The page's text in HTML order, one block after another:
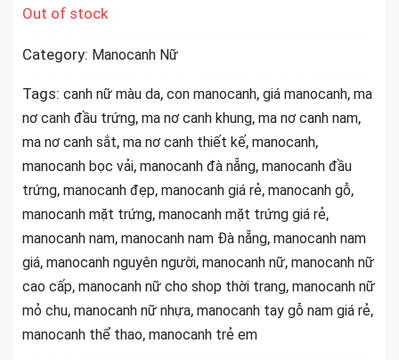
Out of stock
Category: Manocanh Nữ
Tags: canh nữ màu da, con manocanh, giá manocanh, ma
nơ canh đầu trứng, ma nơ canh khung, ma nơ canh nam,
ma nơ canh sắt, ma nơ canh thiết kế, manocanh,
manocanh bọc vải, manocanh đà nẵng, manocanh đầu
trứng, manocanh đẹp, manocanh giá rẻ, manocanh gỗ,
manocanh mặt trứng, manocanh mặt trứng giá rẻ,
manocanh nam, manocanh nam Đà nẵng, manocanh nam
giá, manocanh nguyên người, manocanh nữ, manocanh nữ
cao cấp, manocanh nữ cho shop thời trang, manocanh nữ
mỏ chu, manocanh nữ nhựa, manocanh tay gỗ nam giá rẻ,
manocanh thể thao, manocanh trẻ em